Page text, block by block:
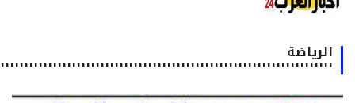
الرياضة
٠٠٠٠٠٠٠٠٠٠٠٠٠٠٠٠٠٠٠٠٠٠٠٠٠٠٠٠٠٠٠٠٠٠٠٠٠٠٠٠٠٠٠٠٠٠٠٠٠٠٠٠٠٠٠٠٠٠٠٠٠٠٠٠٠٠٠٠٠٠٠٠٠٠